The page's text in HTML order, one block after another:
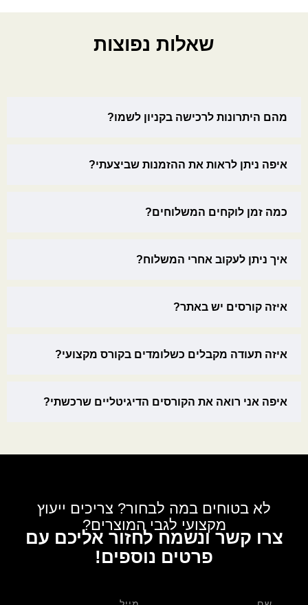
שאלות נפוצות
מהם היתרונות לרכישה בקניון לשמו?
איפה ניתן לראות את ההזמנות שביצעתי?
כמה זמן לוקחים המשלוחים?
איך ניתן לעקוב אחרי המשלוח?
איזה קורסים יש באתר?
איזה תעודה מקבלים כשלומדים בקורס מקצועי?
איפה אני רואה את הקורסים הדיגיטליים שרכשתי?
לא בטוחים במה לבחור? צריכים ייעוץ
מקצועי לגבי המוצרים?
צרו קשר ונשמח לחזור אליכם עם
פרטים נוספים!